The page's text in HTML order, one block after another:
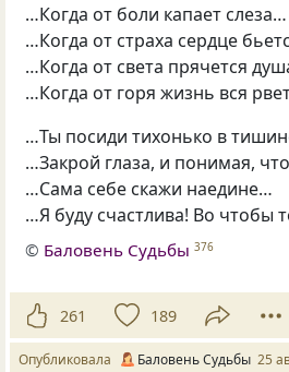
…Когда от боли капает слеза…
…Когда от страха сердце
…Когда от света прячется
…Когда от горя жизнь вся
…Ты посиди тихонько в
…Закрой глаза, и понимая,
…Сама себе скажи наедине…
…Я буду счастлива! Во чтобы
© Баловень Судьбы 376
261 189
Опубликовала Баловень Судьбы 25